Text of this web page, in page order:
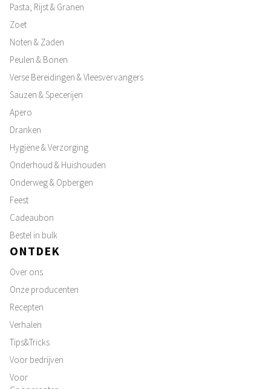
Pasta, Rijst & Granen
Zoet
Noten & Zaden
Peulen & Bonen
Verse Bereidingen & Vleesvervangers
Sauzen & Specerijen
Apero
Dranken
Hygiëne & Verzorging
Onderhoud & Huishouden
Onderweg & Opbergen
Feest
Cadeaubon
Bestel in bulk
ONTDEK
Over ons
Onze producenten
Recepten
Verhalen
Tips&Tricks
Voor bedrijven
Voor